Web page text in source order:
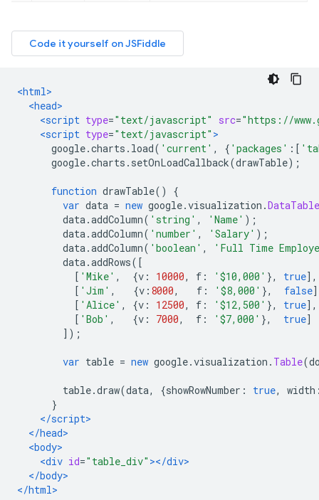
<html>
<head>
<script type="text/javascript" src="https://
<script type="text/javascript" >
google.charts . load( 'current' , { 'packages' :[
google.charts . setOnLoadCallback(drawTable);
function drawTable()
{
var data = new google.visualization .DataTable
data.addColumn( 'string' , 'Name' );
data.addColumn( 'number' , 'Salary' );
data.addColumn( 'boolean' ,
'Full Time
data.addRows([
[ 'Mike' , {v : 10000, f : '$10,000' }, true],
[ 'Jim' , {v : 8000, f : '$8,000' }, false
[ 'Alice' , {v : 12500, f : '$12,500' }, true],
[ 'Bob' , {v : 7000, f : '$7,000' }, true]
]);
var table = new google.visualization . Table(
table.draw(data, {showRowNumber : true, width
}
</script>
</head>
<body>
<div id="table_div" ></div>
</body>
</html>